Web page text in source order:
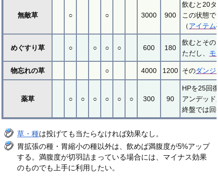
無敵草 ○ ○ 3000 900
飲むと20
この状態
（アイテム
めぐすり草 ○ ○ ○ ○ 600 180
飲むとその
ただし、 モ
物忘れの草 ○ 4000 1200 そのダンジ
薬草 ○ ○ ○ ○ ○ ○ 300 90
HPを25回
アンデッ
終盤では回
草・種は投げても当たらなければ効果なし。
胃拡張の種・胃縮小の種以外は、飲めば満腹度が5%アップ
する。満腹度が切羽詰まっている場合には、マイナス効果
のものでも上手に利用したい。